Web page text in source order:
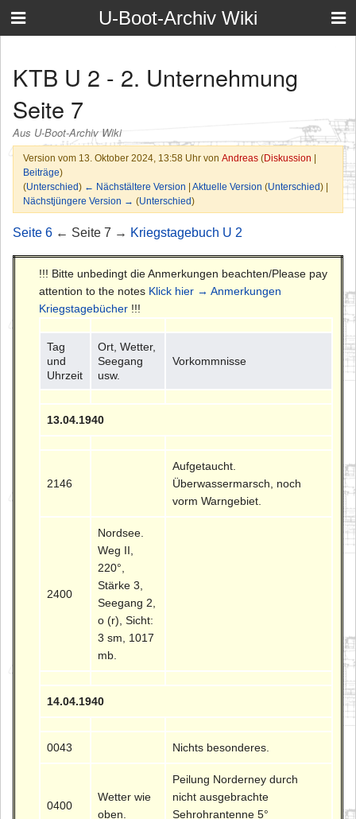
U-Boot-Archiv Wiki
KTB U 2 - 2. Unternehmung
Seite 7
Aus U-Boot-Archiv Wiki
Version vom 13. Oktober 2024, 13:58 Uhr von Andreas (Diskussion |
Beiträge)
(Unterschied) ← Nächstältere Version | Aktuelle Version (Unterschied) |
Nächstjüngere Version → (Unterschied)
Seite 6 ← Seite 7 → Kriegstagebuch U 2
!!! Bitte unbedingt die Anmerkungen beachten/Please pay
attention to the notes Klick hier → Anmerkungen
Kriegstagebücher !!!
Tag
und
Uhrzeit
Ort, Wetter,
Seegang
usw.
Vorkommnisse
13.04.1940
2146
Aufgetaucht.
Überwassermarsch, noch
vorm Warngebiet.
2400
Nordsee.
Weg II,
220°,
Stärke 3,
Seegang 2,
o (r), Sicht:
3 sm, 1017
mb.
14.04.1940
0043 Nichts besonderes.
0400
Wetter wie
oben.
Peilung Norderney durch
nicht ausgebrachte
Sehrohrantenne 5°